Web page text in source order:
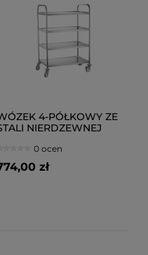
4-PÓŁKOWY ZE
NIERDZEWNEJ
0 ocen
zł